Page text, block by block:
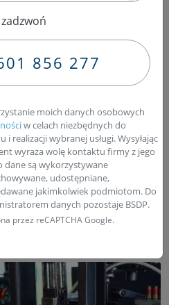
dawkowania oleju
ma miejsce po każdej
uzyskania właściwych
Co prawda wartości
wprowadzać poprzez
przypadku wtryskiwaczy),
pali decydujemy poprzez
w punkcie pierwszym
856 277
moich danych osobowych
w celach niezbędnych do
realizacji wybranej usługi. Wysyłając
wyraża wolę kontaktu firmy z jego
dane są wykorzystywane
udostępniane,
jakimkolwiek podmiotom. Do
danych pozostaje BSDP.
przez reCAPTCHA Google.